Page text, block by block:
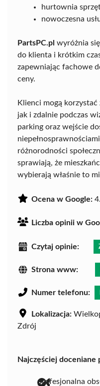
hurtownia
nowoczesna
PartsPC.pl wyróżnia
do klienta i krótkim
zapewniając fachowe
ceny.
Klienci mogą
jak i zdalnie podczas
parking oraz wejście
różnorodności
sprawiają, że
wybierają właśnie to
Ocena w Google:
Liczba opinii w
Czytaj opinie:
Strona www:
Numer telefonu:
Lokalizacja:
Zdrój
Najczęściej
profesjonalna